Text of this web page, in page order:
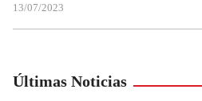
13/07/2023
Últimas Noticias